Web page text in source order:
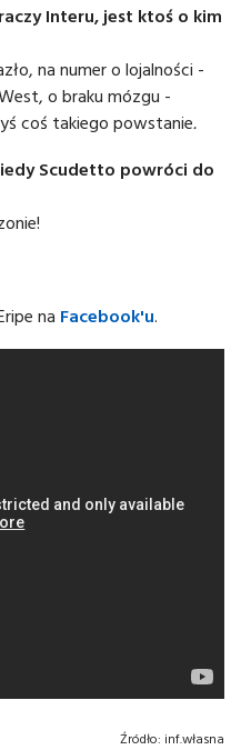
Interu, jest ktoś o kim
na numer o lojalności -
o braku mózgu -
coś takiego powstanie.
Scudetto powróci do
na Facebook'u.
Źródło: inf.własna